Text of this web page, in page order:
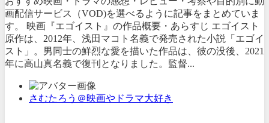
画配信サービス（VOD)を選べるように記事をまとめていま
す。 映画『エゴイスト』の作品概要・あらすじ エゴイスト
原作は、2012年、浅田マコト名義で発売された小説「エゴイ
スト」。男同士の鮮烈な愛を描いた作品は、彼の没後、2021
年に高山真名義で復刊となりました。監督...
さむたろう＠映画やドラマ大好き